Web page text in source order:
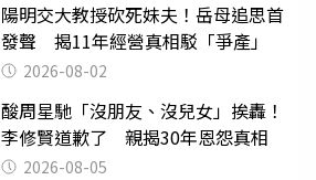
陽明交大教授砍死妹夫！岳母追思首
發聲 揭11年經營真相駁「爭產」
2026-08-02
酸周星馳「沒朋友、沒兒女」挨轟！
李修賢道歉了 親揭30年恩怨真相
2026-08-05